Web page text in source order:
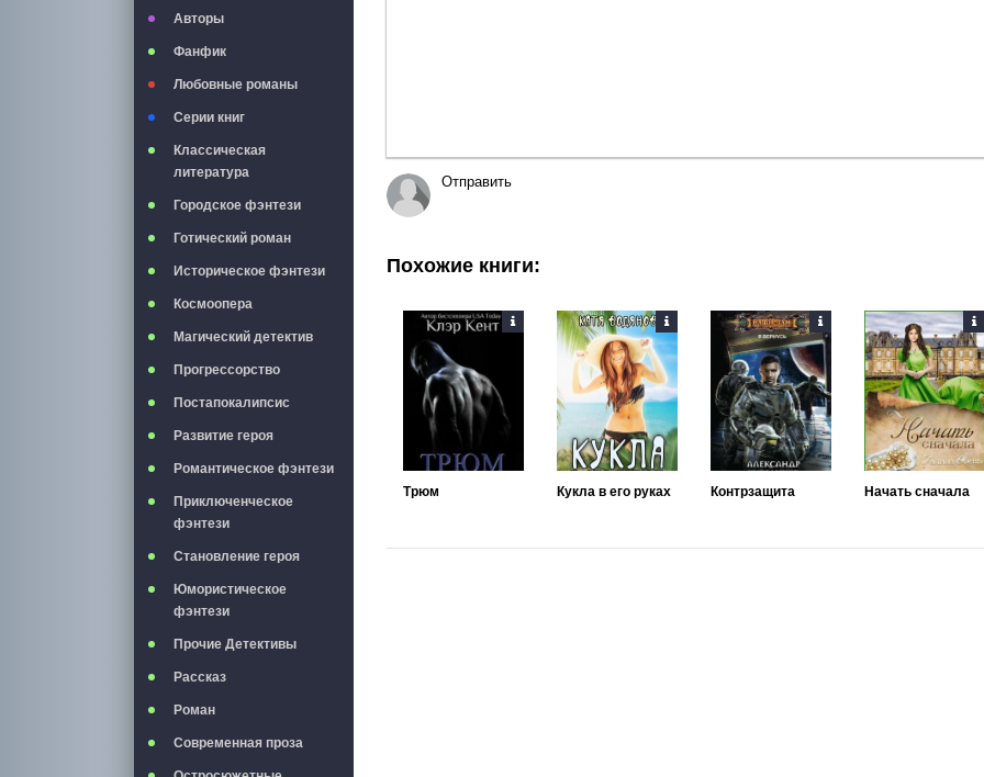
Авторы
Фанфик
Любовные романы
Серии книг
Классическая
литература
Городское фэнтези
Готический роман
Историческое фэнтези
Космоопера
Магический детектив
Прогрессорство
Постапокалипсис
Развитие героя
Романтическое фэнтези
Приключенческое
фэнтези
Становление героя
Юмористическое
фэнтези
Прочие Детективы
Рассказ
Роман
Современная проза
Отправить
Похожие книги:
Трюм Кукла в его руках Контрзащита Начать сначала